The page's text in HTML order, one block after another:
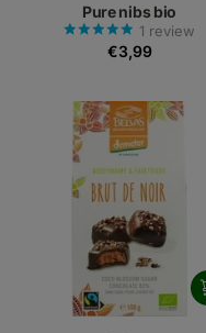
Pure nibs bio
1 review
€3,99